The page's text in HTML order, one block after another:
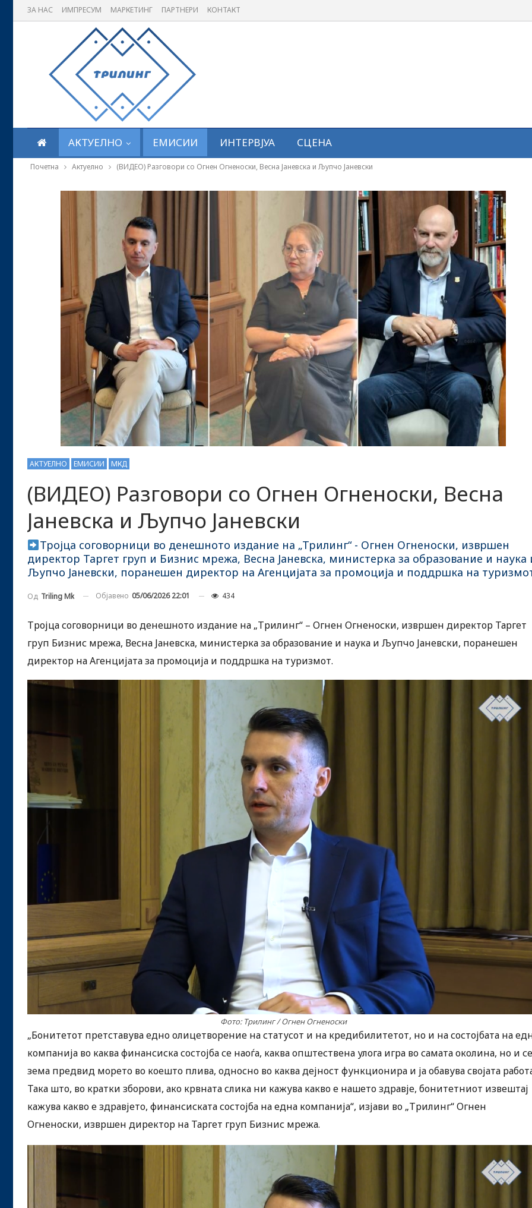
ЗА НАС ИМПРЕСУМ МАРКЕТИНГ ПАРТНЕРИ КОНТАКТ
АКТУЕЛНО ЕМИСИИ ИНТЕРВЈУА СЦЕНА
Почетна Актуелно (ВИДЕО) Разговори со Огнен Огненоски, Весна Јаневска и Љупчо Јаневски
АКТУЕЛНО ЕМИСИИ МКД
(ВИДЕО) Разговори со Огнен Огненоски, Весна
Јаневска и Љупчо Јаневски
Тројца соговорници во денешното издание на „Трилинг“ - Огнен Огненоски, извршен
директор Таргет груп и Бизнис мрежа, Весна Јаневска, министерка за образование и наука
Љупчо Јаневски, поранешен директор на Агенцијата за промоција и поддршка на
Од Triling Mk Објавено 05/06/2026 22:01 434
Тројца соговорници во денешното издание на „Трилинг“ – Огнен Огненоски, извршен директор Таргет
груп Бизнис мрежа, Весна Јаневска, министерка за образование и наука и Љупчо Јаневски, поранешен
директор на Агенцијата за промоција и поддршка на туризмот.
Фото: Трилинг / Огнен Огненоски
„Бонитетот претставува едно олицетворение на статусот и на кредибилитетот, но и на состојбата на
компанија во каква финансиска состојба се наоѓа, каква општествена улога игра во самата околина, но и се
зема предвид морето во коешто плива, односно во каква дејност функционира и ја обавува својата
Така што, во кратки зборови, ако крвната слика ни кажува какво е нашето здравје, бонитетниот извештај
кажува какво е здравјето, финансиската состојба на една компанија“, изјави во „Трилинг“ Огнен
Огненоски, извршен директор на Таргет груп Бизнис мрежа.